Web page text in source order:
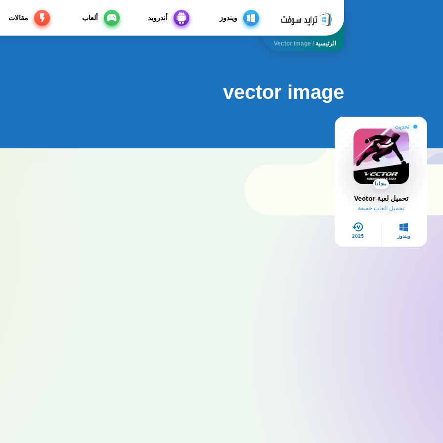
ويندوز أندرويد ألعاب مقالات
الرئيسية /
Vector Image
vector image
تحديث
مجانا
تحميل لعبة Vector
تحميل العاب خفيفة
ويندوز 2025